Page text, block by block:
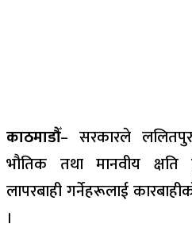
काठमाडौँ– सरकारले
भौतिक तथा मानवीय
लापरबाहीगर्नेहरूलाई
।